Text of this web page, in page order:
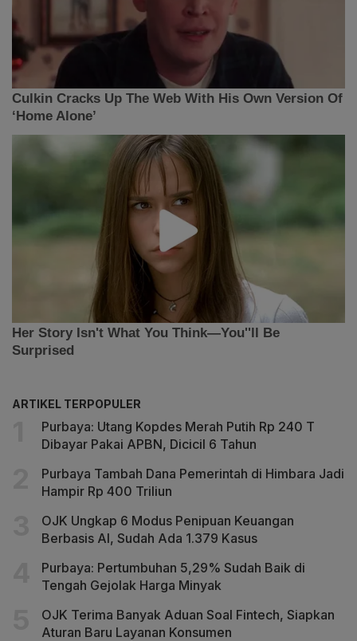
ARTIKEL TERPOPULER
Purbaya: Utang Kopdes Merah Putih Rp 240 T
Dibayar Pakai APBN, Dicicil 6 Tahun
Purbaya Tambah Dana Pemerintah di Himbara Jadi
Hampir Rp 400 Triliun
OJK Ungkap 6 Modus Penipuan Keuangan
Berbasis AI, Sudah Ada 1.379 Kasus
Purbaya: Pertumbuhan 5,29% Sudah Baik di
Tengah Gejolak Harga Minyak
OJK Terima Banyak Aduan Soal Fintech, Siapkan
Aturan Baru Layanan Konsumen